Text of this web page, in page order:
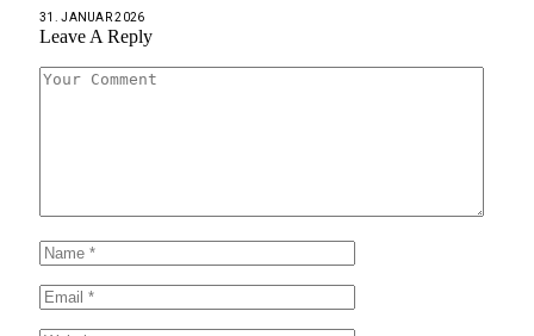
31. JANUAR 2026
Leave A Reply